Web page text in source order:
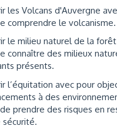
les Volcans d'Auvergne
comprendre le volcanisme.
le milieu naturel de la
connaître des milieux
présents.
l’équitation avec pour
à des
prendre des risques en